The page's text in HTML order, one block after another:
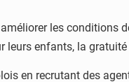
les conditions
leurs enfants, la
en recrutant des